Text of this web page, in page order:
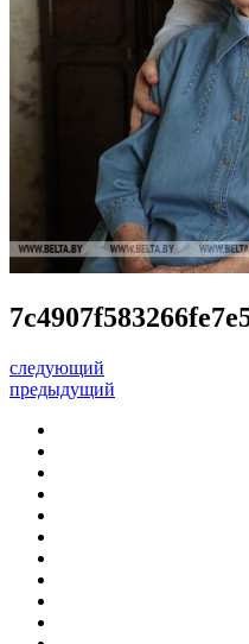
следующий
предыдущий